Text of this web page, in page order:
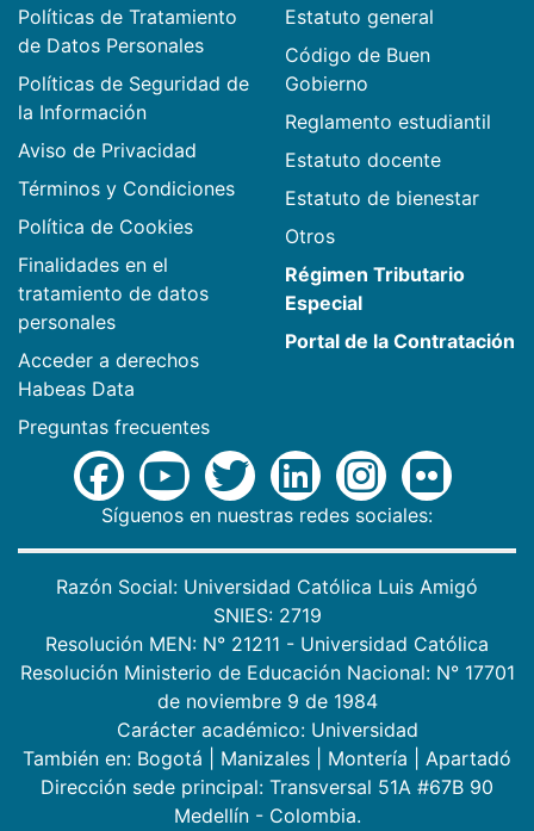
Políticas de Tratamiento
de Datos Personales
Políticas de Seguridad de
la Información
Aviso de Privacidad
Términos y Condiciones
Política de Cookies
Finalidades en el
tratamiento de datos
personales
Acceder a derechos
Habeas Data
Preguntas frecuentes
Estatuto general
Código de Buen
Gobierno
Reglamento estudiantil
Estatuto docente
Estatuto de bienestar
Otros
Régimen Tributario
Especial
Portal de la Contratación
Síguenos en nuestras redes sociales:
Razón Social: Universidad Católica Luis Amigó
SNIES: 2719
Resolución MEN: N° 21211 - Universidad Católica
Resolución Ministerio de Educación Nacional: N° 17701
de noviembre 9 de 1984
Carácter académico: Universidad
También en: Bogotá Manizales Montería
Apartadó
Dirección sede principal: Transversal 51A #67B 90
Medellín - Colombia.